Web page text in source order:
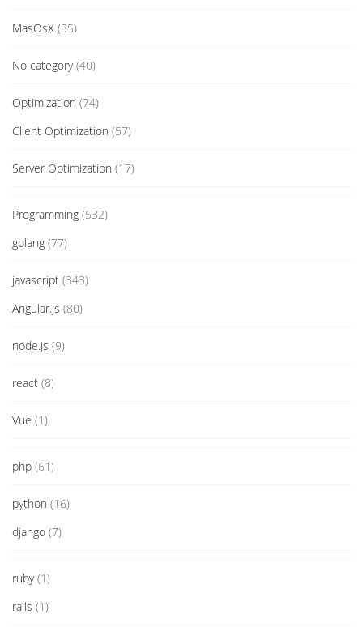
MasOsX (35)
No category(40)
Optimization (74)
Client Optimization (57)
Server Optimization (17)
Programming (532)
golang (77)
javascript (343)
Angular.js (80)
node.js (9)
react (8)
Vue (1)
php (61)
python (16)
django (7)
ruby(1)
rails (1)